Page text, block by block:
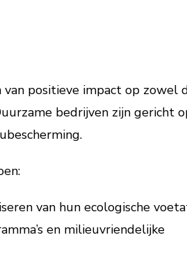
positieve impact op zowel
bedrijven zijn gericht
van hun ecologische
en milieuvriendelijke